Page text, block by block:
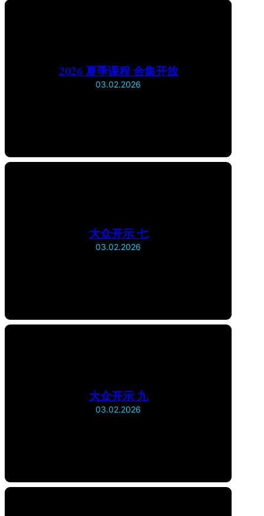
2026 夏季课程 合集开放
03.02.2026
大众开示 七
03.02.2026
大众开示 九
03.02.2026